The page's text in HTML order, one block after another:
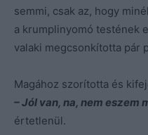
semmi, csak az, hogy
a krumplinyomó testének
valaki megcsonkította pár
Magához szorította és
– Jól van, na, nem eszem
értetlenül.